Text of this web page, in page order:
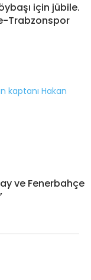
için jübile.
Trabzonspor
ve Fenerbahçe